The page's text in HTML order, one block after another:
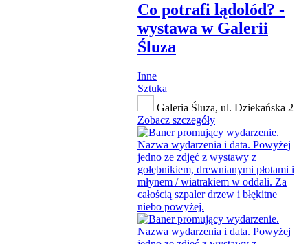
Co potrafi lądolód? -
wystawa w Galerii
Śluza
Inne
Sztuka
Galeria Śluza, ul. Dziekańska 2
Zobacz szczegóły